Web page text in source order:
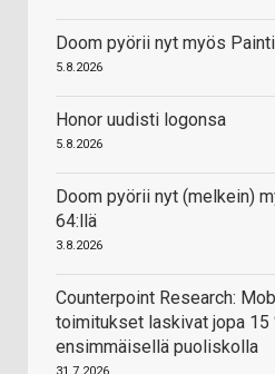
Doom pyörii nyt myös
5.8.2026
Honor uudisti logonsa
5.8.2026
Doom pyörii nyt (melkein)
64:llä
3.8.2026
Counterpoint Research:
toimitukset laskivat jopa 15
ensimmäisellä puoliskolla